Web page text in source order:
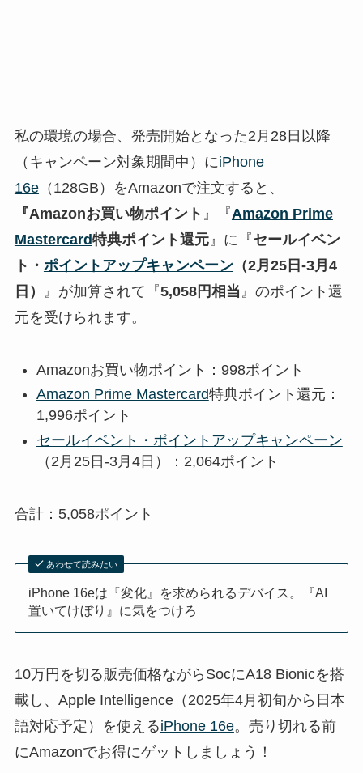
私の環境の場合、発売開始となった2月28日以降
（キャンペーン対象期間中）にiPhone
16e（128GB）をAmazonで注文すると、
『Amazonお買い物ポイント 』『Amazon Prime
Mastercard特典ポイント還元』に『セールイベン
ト・ ポイントアップキャンペーン（2月25日-3月4
日）
』が加算されて『5,058円相当 』のポイント還
元を受けられます。
Amazonお買い物ポイント：998ポイント
Amazon Prime Mastercard特典ポイント還元：
1,996ポイント
セールイベント・ポイントアップキャンペーン
（2月25日-3月4日）：2,064ポイント
合計：5,058ポイント
あわせて読みたい
iPhone 16eは『変化』を求められるデバイス。『AI
置いてけぼり』に気をつけろ
10万円を切る販売価格ながらSocにA18 Bionicを搭
載し、Apple Intelligence（2025年4月初旬から日本
語対応予定）を使えるiPhone 16e。売り切れる前
にAmazonでお得にゲットしましょう！